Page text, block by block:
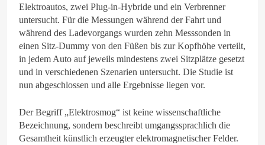
Elektroautos, zwei Plug-in-Hybride und ein Verbrenner
untersucht. Für die Messungen während der Fahrt und
während des Ladevorgangs wurden zehn Messsonden in
einen Sitz-Dummy von den Füßen bis zur Kopfhöhe verteilt,
in jedem Auto auf jeweils mindestens zwei Sitzplätze gesetzt
und in verschiedenen Szenarien untersucht. Die Studie ist
nun abgeschlossen und alle Ergebnisse liegen vor.
Der Begriff „Elektrosmog“ ist keine wissenschaftliche
Bezeichnung, sondern beschreibt umgangssprachlich die
Gesamtheit künstlich erzeugter elektromagnetischer Felder.